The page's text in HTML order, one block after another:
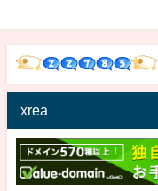
xrea